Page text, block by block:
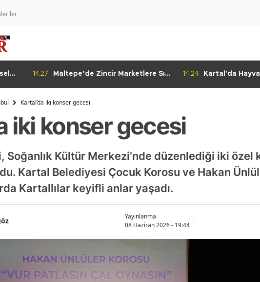
14:27
Maltepe’de Zincir Marketlere Sıkı
14:24
Kartal'da
Kartal’da iki konser gecesi
iki konser gecesi
Soğanlık Kültür Merkezi’nde düzenlediği iki
Kartal Belediyesi Çocuk Korosu ve Hakan
Kartallılar keyifli anlar yaşadı.
Yayınlanma
08 Haziran 2026 - 19:44